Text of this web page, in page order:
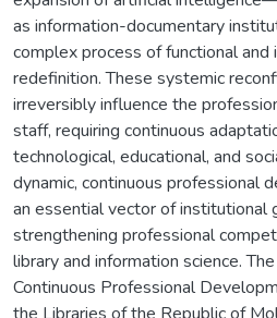
as information-documentary
complex process of functional and
redefinition. These systemic
irreversibly influence the
staff, requiring continuous
technological, educational, and
dynamic, continuous professional
an essential vector of institutional
strengthening professional
library and information science.
Continuous Professional